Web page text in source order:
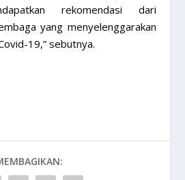
rekomendasi dari
yang menyelenggarakan
19,” sebutnya.